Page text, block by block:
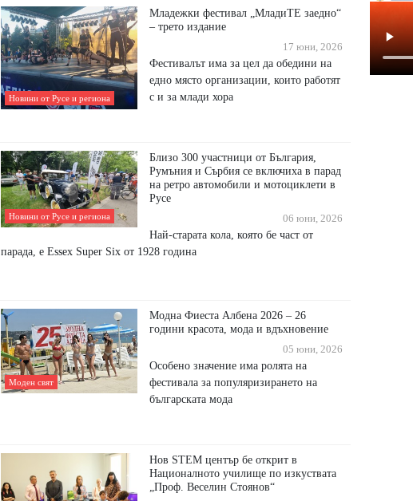
Новини от Русе и региона
Младежки фестивал „МладиТЕ заедно“
– трето издание
17 юни, 2026
Фестивалът има за цел да обедини на
едно място организации, които работят
с и за млади хора
Новини от Русе и региона
Близо 300 участници от България,
Румъния и Сърбия се включиха в парад
на ретро автомобили и мотоциклети в
Русе
06 юни, 2026
Най-старата кола, която бе част от
парада, е Essex Super Six от 1928 година
Моден свят
Модна Фиеста Албена 2026 – 26
години красота, мода и вдъхновение
05 юни, 2026
Особено значение има ролята на
фестивала за популяризирането на
българската мода
Нов STEM център бе открит в
Националното училище по изкуствата
„Проф. Веселин Стоянов“